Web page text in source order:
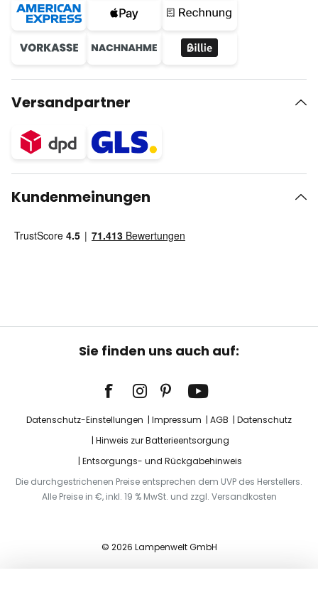
Versandpartner
Kundenmeinungen
Sie finden uns auch auf:
Datenschutz-Einstellungen Impressum AGB
Datenschutz
Hinweis zur Batterieentsorgung
Entsorgungs- und Rückgabehinweis
Die durchgestrichenen Preise entsprechen dem UVP des Herstellers.
Alle Preise in €, inkl. 19 % MwSt. und zzgl. Versandkosten
© 2026 Lampenwelt GmbH